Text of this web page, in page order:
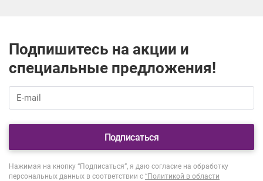
Подпишитесь на акции и
специальные предложения!
Подписаться
Нажимая на кнопку “Подписаться”, я даю согласие на обработку
персональных данных в соответствии с “Политикой в области